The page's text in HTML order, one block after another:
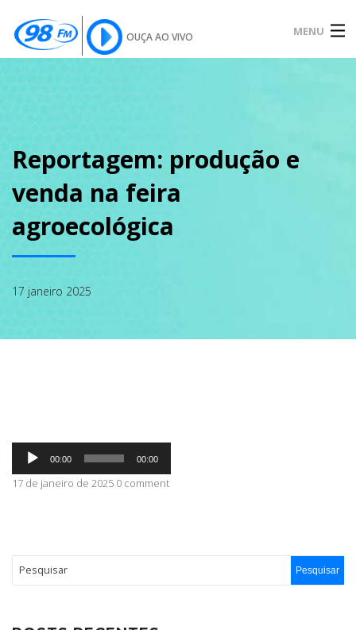
OUÇA AO VIVO MENU
SOBRE
CONTATO
Reportagem: produção e
venda na feira
agroecológica
17 janeiro 2025
Tocador
áudio
00:00 00:00
17 de janeiro de 2025 0 comment